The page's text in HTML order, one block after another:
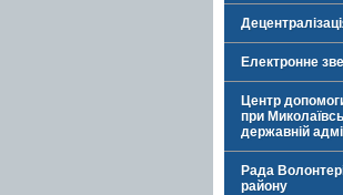
Електронне
Центр
при
державній
Рада
району